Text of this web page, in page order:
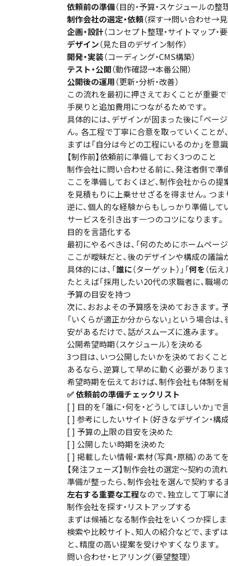
依頼前の準備（目的・予算・スケジュールの整
制作会社の選定・依頼（探す→問い合わせ→
企画・設計（コンセプト整理・サイトマップ・
デザイン（見た目のデザイン制作）
開発・実装（コーディング・CMS構築）
テスト・公開（動作確認→本番公開）
公開後の運用（更新・分析・改善）
この流れを最初に押さえておくことが重要
手戻りと追加費用につながるためです。
具体的には、デザインが固まった後に「ペー
ん。各工程で丁寧に合意を取っていくことが
まずは「自分は今どの工程にいるのか」を意
【制作前】依頼前に準備しておく3つのこと
制作会社に問い合わせる前に、発注者側で準
ここを準備しておくほど、制作会社からの
を見積もりに上乗せせざるを得ません。つま
逆に、個人的な経験からもしっかり準備して
サービスを引き出す一つのコツになります。
目的を言語化する
最初にやるべきは、「何のためにホームペー
ここが曖昧だと、後のデザインや構成の議
具体的には、「誰に（ターゲット）」「何を（伝え
たとえば「採用したい20代の求職者に、職場
予算の目安を持つ
次に、おおよその予算感を決めておきます。
「いくらが適正か分からない」という場合
安があるだけで、話がスムーズに進みます。
公開希望時期（スケジュール）を決める
3つ目は、いつ公開したいかを決めておくこ
あるなら、逆算して早めに動く必要がありま
希望時期を伝えておけば、制作会社も体制を
✅ 依頼前の準備チェックリスト
[ ] 目的を「誰に・何を・どうしてほしいか」で
[ ] 参考にしたいサイト（好きなデザイン・構
[ ] 予算の上限の目安を決めた
[ ] 公開したい時期を決めた
[ ] 掲載したい情報・素材（写真・原稿）のあて
【発注フェーズ】制作会社の選定〜契約の流れ
準備が整ったら、制作会社を選んで契約す
左右する重要な工程なので、独立して丁寧に
制作会社を探す・リストアップする
まずは候補となる制作会社をいくつか探し
検索や比較サイト、知人の紹介などで、まず
と、精度の高い提案を受けやすくなります。
問い合わせ・ヒアリング（要望整理）